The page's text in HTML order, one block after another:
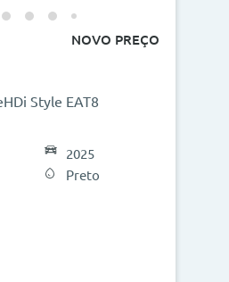
NOVO PREÇO
Style EAT8
2025
Preto